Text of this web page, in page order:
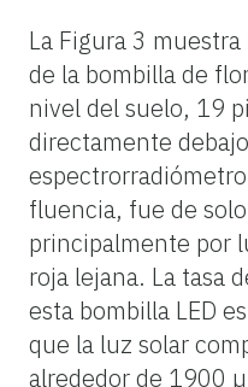
La Figura 3
de la bombilla de
nivel del suelo, 19
directamente
fluencia, fue de
principalmente por
roja lejana. La tasa
esta bombilla LED
que la luz solar
alrededor de 1900